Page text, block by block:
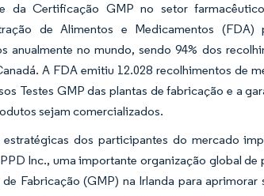
da Certificação GMP no setor
de Alimentos e Medicamentos
anualmente no mundo, sendo 94% dos
A FDA emitiu 12.028 recolhimentos de
Testes GMP das plantas de fabricação e a
sejam comercializados.
estratégicas dos participantes do mercado
Inc., uma importante organização global
Fabricação (GMP) na Irlanda para